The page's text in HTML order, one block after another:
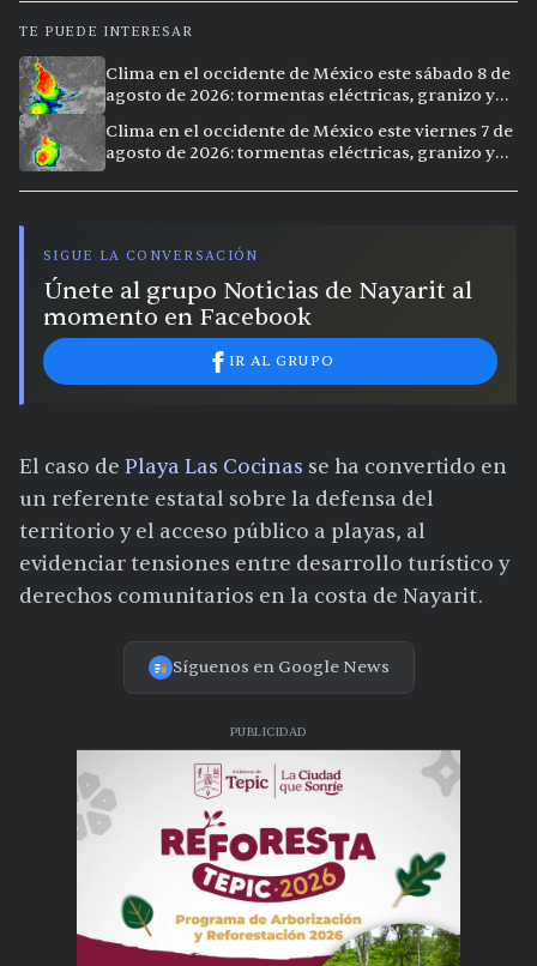
TE PUEDE INTERESAR
Clima en el occidente de México este sábado 8 de
agosto de 2026: tormentas eléctricas, granizo y
Clima en el occidente de México este viernes 7 de
agosto de 2026: tormentas eléctricas, granizo y
SIGUE LA CONVERSACIÓN
Únete al grupo Noticias de Nayarit al
momento en Facebook
IR AL GRUPO
El caso de Playa Las Cocinas se ha convertido en
un referente estatal sobre la defensa del
territorio y el acceso público a playas, al
evidenciar tensiones entre desarrollo turístico y
derechos comunitarios en la costa de Nayarit.
Síguenos en Google News
PUBLICIDAD